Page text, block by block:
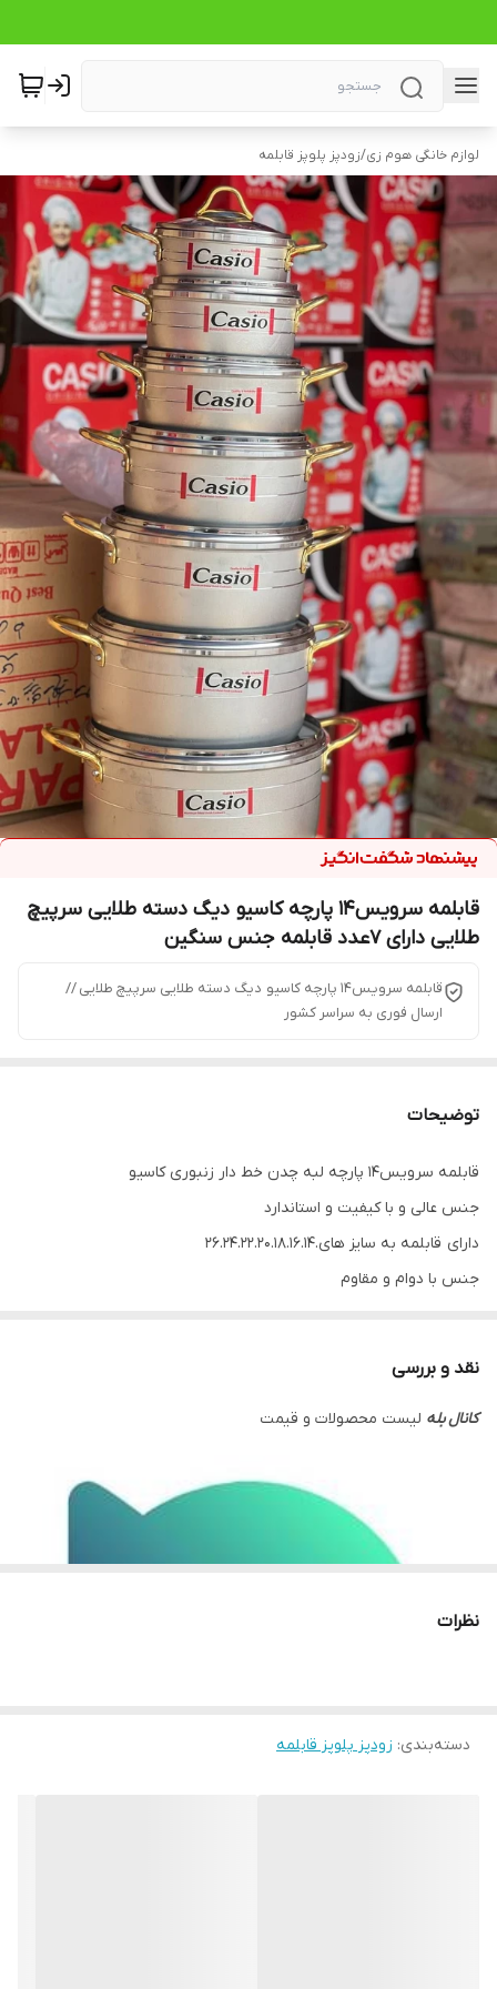
لوازم خانگی هوم زی/زودپز پلوپز قابلمه
قابلمه سرویس۱۴ پارچه کاسیو دیگ دسته طلایی سرپیچ
طلایی دارای 7عدد قابلمه جنس سنگین
قابلمه سرویس۱۴ پارچه کاسیو دیگ دسته طلایی سرپیچ طلایی //
ارسال فوری به سراسر کشور
توضیحات
قابلمه سرویس۱۴ پارچه لبه چدن خط دار زنبوری کاسیو
جنس عالی و با کیفیت و استاندارد
دارای قابلمه به سایز های.۲۶.۲۴.۲۲.۲۰.۱۸.۱۶.۱۴
جنس با دوام و مقاوم
نقد و بررسی
کانال بله لیست محصولات و قیمت
نظرات
دسته‌بندی: زودپز پلوپز قابلمه